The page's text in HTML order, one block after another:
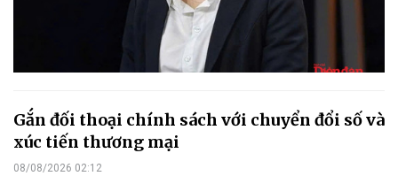
Gắn đối thoại chính sách với chuyển đổi số và
xúc tiến thương mại
08/08/2026 02:12